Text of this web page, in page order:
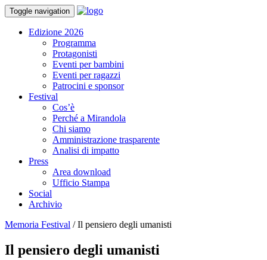
Toggle navigation
Edizione 2026
Programma
Protagonisti
Eventi per bambini
Eventi per ragazzi
Patrocini e sponsor
Festival
Cos’è
Perché a Mirandola
Chi siamo
Amministrazione trasparente
Analisi di impatto
Press
Area download
Ufficio Stampa
Social
Archivio
Memoria Festival /Il pensiero degli umanisti
Il pensiero degli umanisti